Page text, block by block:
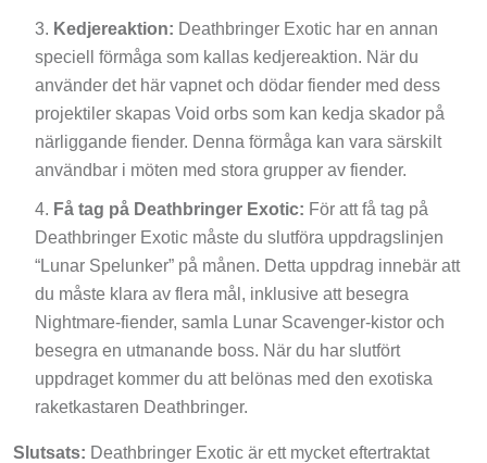
Kedjereaktion: Deathbringer Exotic har en annan
speciell förmåga som kallas kedjereaktion. När du
använder det här vapnet och dödar fiender med dess
projektiler skapas Void orbs som kan kedja skador på
närliggande fiender. Denna förmåga kan vara särskilt
användbar i möten med stora grupper av fiender.
Få tag på Deathbringer Exotic: För att få tag på
Deathbringer Exotic måste du slutföra uppdragslinjen
“Lunar Spelunker” på månen. Detta uppdrag innebär att
du måste klara av flera mål, inklusive att besegra
Nightmare-fiender, samla Lunar Scavenger-kistor och
besegra en utmanande boss. När du har slutfört
uppdraget kommer du att belönas med den exotiska
raketkastaren Deathbringer.
Slutsats: Deathbringer Exotic är ett mycket eftertraktat